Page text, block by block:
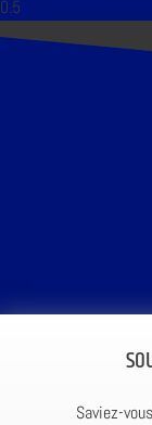
Saviez-